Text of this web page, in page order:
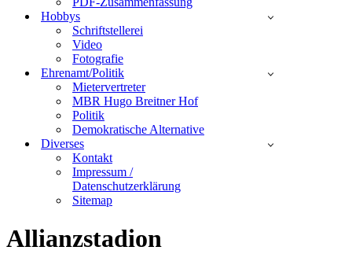
Hobbys
Schriftstellerei
Video
Fotografie
Ehrenamt/Politik
Mietervertreter
MBR Hugo Breitner Hof
Politik
Demokratische Alternative
Diverses
Kontakt
Impressum /
Datenschutzerklärung
Sitemap
Allianzstadion